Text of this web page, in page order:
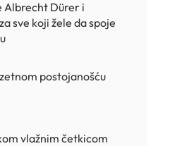
Albrecht Dürer i
sve koji žele da spoje
postojanošću
vlažnim četkicom